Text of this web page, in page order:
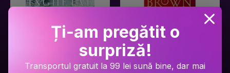
Ți-am pregătit o
surpriză!
Transportul gratuit la 99 lei sună bine, dar mai